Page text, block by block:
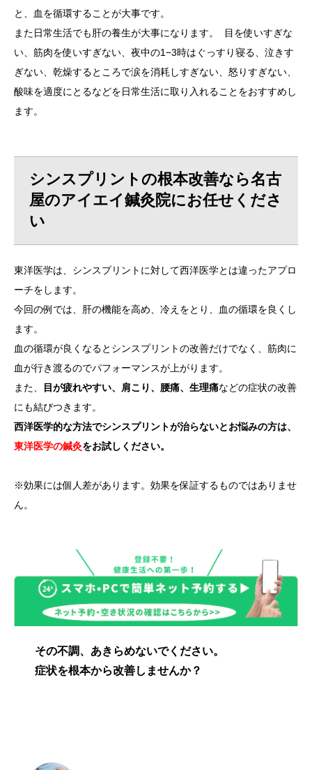
と、血を循環することが大事です。
また日常生活でも肝の養生が大事になります。 目を使いすぎな
い、筋肉を使いすぎない、夜中の1−3時はぐっすり寝る、泣きす
ぎない、乾燥するところで涙を消耗しすぎない、怒りすぎない、
酸味を適度にとるなどを日常生活に取り入れることをおすすめし
ます。
シンスプリントの根本改善なら名古
屋のアイエイ鍼灸院にお任せくださ
い
東洋医学は、シンスプリントに対して西洋医学とは違ったアプロ
ーチをします。
今回の例では、肝の機能を高め、冷えをとり、血の循環を良くし
ます。
血の循環が良くなるとシンスプリントの改善だけでなく、筋肉に
血が行き渡るのでパフォーマンスが上がります。
また、
目が疲れやすい、肩こり、腰痛、生理痛などの症状の改善
にも結びつきます。
西洋医学的な方法でシンスプリントが治らないとお悩みの方は、
東洋医学の鍼灸をお試しください。
※効果には個人差があります。効果を保証するものではありませ
ん。
その不調、あきらめないでください。
症状を根本から改善しませんか？